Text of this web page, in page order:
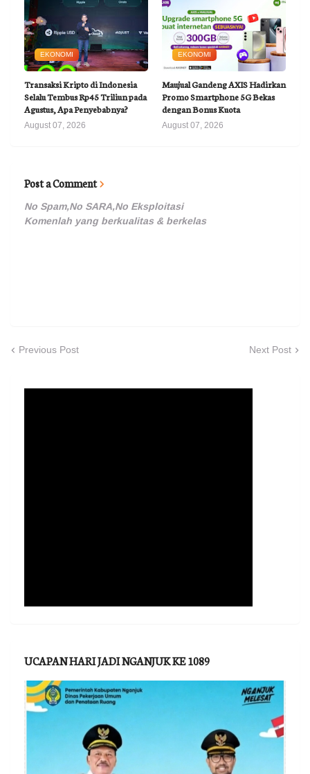
EKONOMI
Transaksi Kripto di Indonesia
Selalu Tembus Rp45 Triliun pada
Agustus, Apa Penyebabnya?
August 07, 2026
EKONOMI
Maujual Gandeng AXIS Hadirkan
Promo Smartphone 5G Bekas
dengan Bonus Kuota
August 07, 2026
Post a Comment
No Spam,No SARA,No Eksploitasi
Komenlah yang berkualitas & berkelas
Previous Post Next Post
UCAPAN HARI JADI NGANJUK KE 1089